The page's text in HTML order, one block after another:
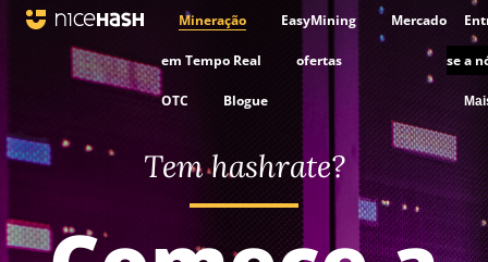
Mineração EasyMining Mercado
em Tempo Real ofertas
OTC Blogue
se a
Tem hashrate?